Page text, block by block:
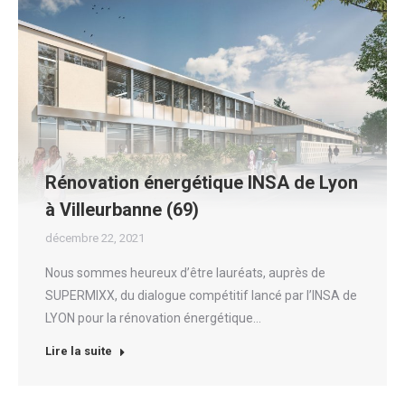
Rénovation énergétique INSA de Lyon
à Villeurbanne (69)
décembre 22, 2021
Nous sommes heureux d’être lauréats, auprès de
SUPERMIXX, du dialogue compétitif lancé par l’INSA de
LYON pour la rénovation énergétique…
Lire la suite